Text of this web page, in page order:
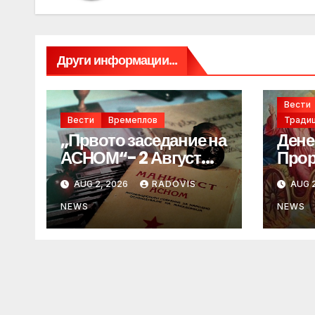
Други информации...
Вести Времеплов
„Првото заседание на
АСНОМ“- 2 Август
1944 год.
AUG 2, 2026 RADOVIS
NEWS
Вести
AUG
NEWS